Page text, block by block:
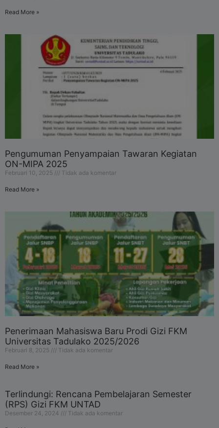
Read More »
Pengumuman Penyampaian Tawaran Kegiatan
ON-MIPA 2025
Februari 10, 2025 Tidak ada komentar
Read More »
Penerimaan Mahasiswa Baru Prodi Gizi FKM
Universitas Tadulako 2025/2026
Februari 8, 2025 Tidak ada komentar
Read More »
Terlindungi: Rencana Pembelajaran Semester
(RPS) Gizi FKM UNTAD
Desember 24, 2024 Tidak ada komentar